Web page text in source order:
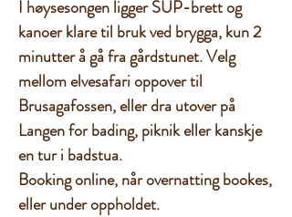
I høysesongen ligger SUP-brett og
kanoer klare til bruk ved brygga, kun 2
minutter å gå fra gårdstunet. Velg
mellom elvesafari oppover til
Brusagafossen, eller dra utover på
Langen for bading, piknik eller kanskje
en tur i badstua.
Booking online, når overnatting bookes,
eller under oppholdet.